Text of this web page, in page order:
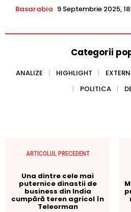
Basarabia 9 Septembrie 2025,
Categorii
ANALIZE HIGHLIGHT
POLITICA
ARTICOLUL PRECEDENT
Una dintre cele mai
puternice dinastii de
business din India
cumpără teren agricol în
Teleorman